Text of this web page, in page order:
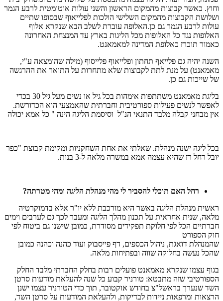
וחוץ. כאשר קבוצות מהמקום הראשון והשני עולות אוטומטית לרבע הגמר
ושלושת הקבוצות מהמקום השלישי הולכות לפלייאוף שבסופו שתיים
עולות לרבע הגמר גם כן.האלופה עוברת לשלב הבא שנקרא אלוף
האלופות נגד כל האלופות מכל הליגות בארץ עד המנצחת האחרונה
כאמור תוכרז כאלופת המדינה למאמאנט.
השנה יהיה גם פלייאף תחתון ופלייאוף פלייסוף (מילה שהומצאה ע"י,
מאמאנט) על מנת לתת לקבוצות שלא מתחרות על התואר את ההרגשה
של שייכות גם כן.
בליגת מאמאנט משתתפות אימהות בכל גיל או נשים מעל גיל 30 בכדי
לאפשר לנשים פעילות ספורטיבית וחברתית שהאמצעי הוא הכדורשת.
אין מבחני קבלה מלבד התנאי הנ"ל וסיסמת הליגה הינה " כל אמא יכולה
בכל ליגה ישנה מנהלת. שאלתי את אחת השחקניות ומקימת קבוצת "כפר
יובל רחל רז שהיא עצמה אמא במשרה מלאה ל-3 בנות.
רחל האם תוכלי להסביר לי מהי מנהלת הליגה ומהי מטרתה?
ראשית מנהלת הליגה באשר היא מורכבת ללא יו"ר אלא בדמוקרטיה
מלאה, שנית אחראית על תכנון מהלך הליגה ומעבר לכך גם לערבים וימים
חברתיים הכל לפי חלוקת תפקידים מסודרת, כמובן שישנו גם ביטוח לפי
חוק הספורט
שהמנהלת דואגת, ניהול הכספים, דף פייסבוק ועוד כהנה וכהנה כמובן
שהכל נעשה בחלוקה שווה ובפתיחות מלאה.
בגוף עצמו שנקרא מאמאנט פועלים רבות בחלק החברתי מלבד החלק
הספורטיבי שזה מתבטא: טורניר קבוע כל שנה להעלאת מודעות סרטן
השד שנערך בראשל"צ בחודש אוקטובר, תוך כדי הטורניר עצמו ישנן
הרצאות ומרפאות ניידות לבדיקות, ולהעלאת המודעות על סרטן השד,